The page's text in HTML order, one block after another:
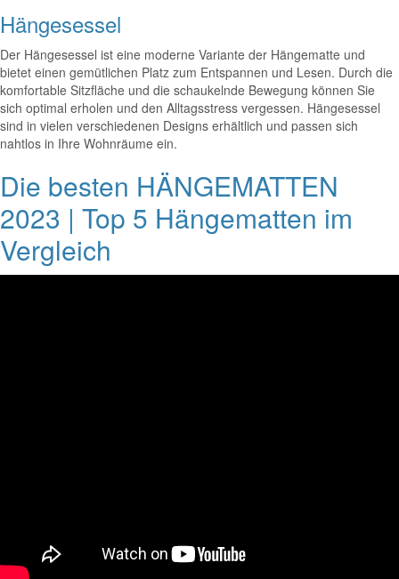
Hängesessel
Der Hängesessel ist eine moderne Variante der Hängematte und
bietet einen gemütlichen Platz zum Entspannen und Lesen. Durch die
komfortable Sitzfläche und die schaukelnde Bewegung können Sie
sich optimal erholen und den Alltagsstress vergessen. Hängesessel
sind in vielen verschiedenen Designs erhältlich und passen sich
nahtlos in Ihre Wohnräume ein.
Die besten HÄNGEMATTEN
2023 | Top 5 Hängematten im
Vergleich